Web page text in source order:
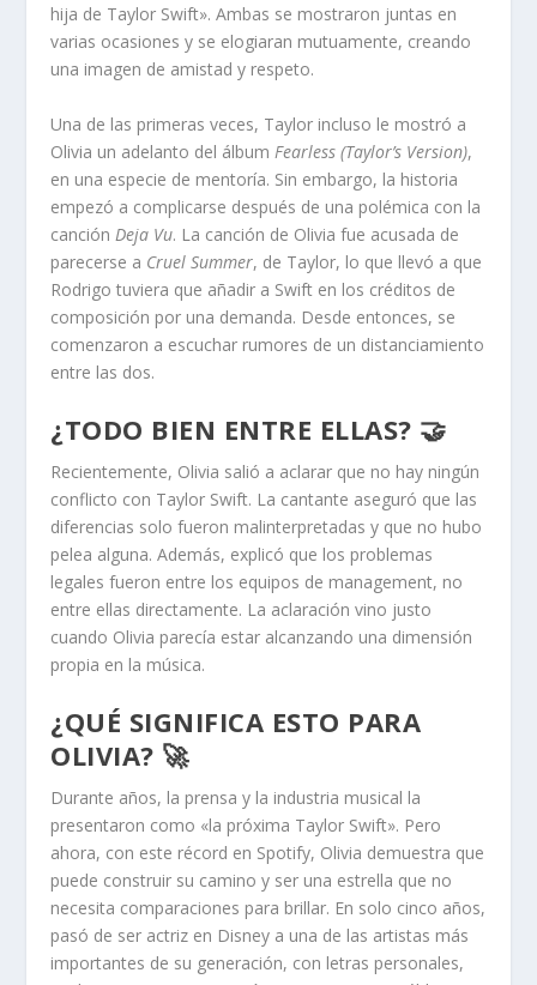
hija de Taylor Swift». Ambas se mostraron juntas en
varias ocasiones y se elogiaran mutuamente, creando
una imagen de amistad y respeto.
Una de las primeras veces, Taylor incluso le mostró a
Olivia un adelanto del álbum Fearless (Taylor’s Version),
en una especie de mentoría. Sin embargo, la historia
empezó a complicarse después de una polémica con la
canción Deja Vu. La canción de Olivia fue acusada de
parecerse a Cruel Summer, de Taylor, lo que llevó a que
Rodrigo tuviera que añadir a Swift en los créditos de
composición por una demanda. Desde entonces, se
comenzaron a escuchar rumores de un distanciamiento
entre las dos.
¿TODO BIEN ENTRE ELLAS? 🤝
Recientemente, Olivia salió a aclarar que no hay ningún
conflicto con Taylor Swift. La cantante aseguró que las
diferencias solo fueron malinterpretadas y que no hubo
pelea alguna. Además, explicó que los problemas
legales fueron entre los equipos de management, no
entre ellas directamente. La aclaración vino justo
cuando Olivia parecía estar alcanzando una dimensión
propia en la música.
¿QUÉ SIGNIFICA ESTO PARA
OLIVIA? 🚀
Durante años, la prensa y la industria musical la
presentaron como «la próxima Taylor Swift». Pero
ahora, con este récord en Spotify, Olivia demuestra que
puede construir su camino y ser una estrella que no
necesita comparaciones para brillar. En solo cinco años,
pasó de ser actriz en Disney a una de las artistas más
importantes de su generación, con letras personales,